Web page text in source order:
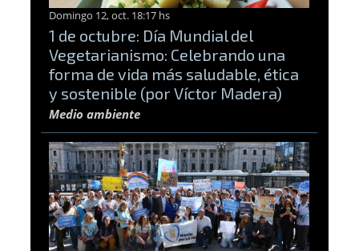
Domingo 12, oct. 18:17 hs
1 de octubre: Día Mundial del
Vegetarianismo: Celebrando una
forma de vida más saludable, ética
y sostenible (por Víctor Madera)
Medio ambiente